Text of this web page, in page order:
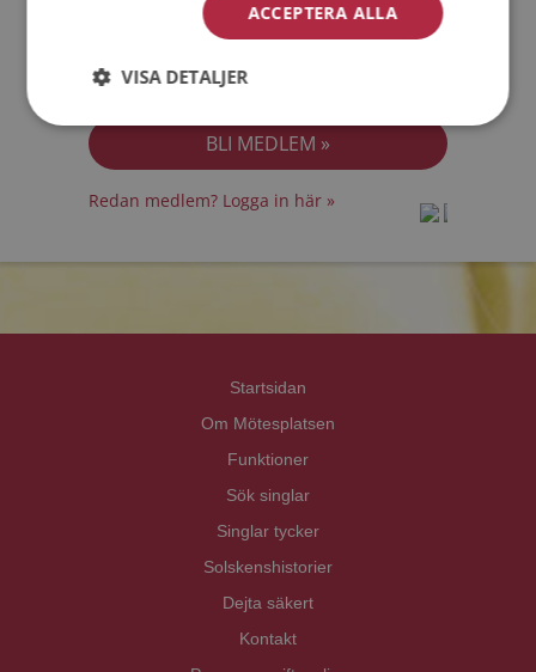
Personuppgiftspolicyn
Redan medlem? Logga in här »
Startsidan
Om Mötesplatsen
Funktioner
Sök singlar
Singlar tycker
Solskenshistorier
Dejta säkert
Kontakt
ACCEPTERA ALLA
VISA DETALJER